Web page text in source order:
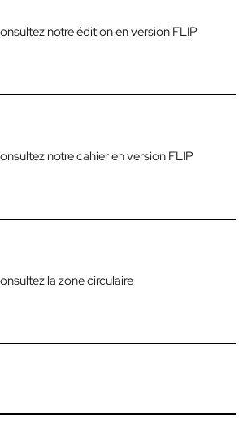
notre édition en version FLIP
notre cahier en version FLIP
la zone circulaire